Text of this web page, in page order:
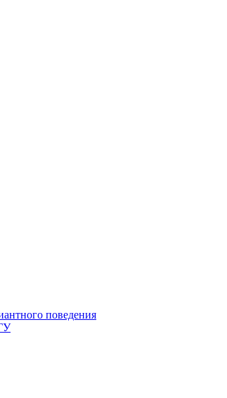
поведения